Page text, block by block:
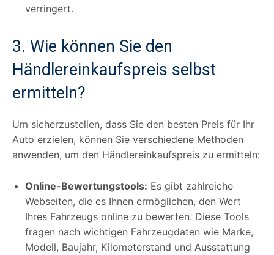
verringert.
3. Wie können Sie den
Händlereinkaufspreis selbst
ermitteln?
Um sicherzustellen, dass Sie den besten Preis für Ihr
Auto erzielen, können Sie verschiedene Methoden
anwenden, um den Händlereinkaufspreis zu ermitteln:
Online-Bewertungstools: Es gibt zahlreiche
Webseiten, die es Ihnen ermöglichen, den Wert
Ihres Fahrzeugs online zu bewerten. Diese Tools
fragen nach wichtigen Fahrzeugdaten wie Marke,
Modell, Baujahr, Kilometerstand und Ausstattung